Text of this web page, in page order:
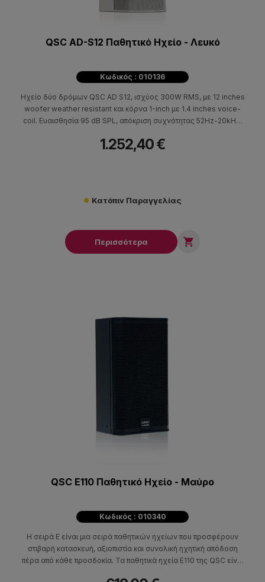
QSC AD-S12 Παθητικό Ηχείο - Λευκό
Κωδικός : 010136
Ηχείο δύο δρόμων QSC AD S12, ισχύος 300W RMS, με 12 inches
woofer weather resistant και κόρνα 1-inch με 1.4 inches voice-
coil. Ευαισθησία 95 dB SPL, απόκριση συχνότητας 52Hz-20kHz.
μαύρο χρώμα. Βάση στήριξης X-Mount. Διστάσεις (HxWxD) 594
1.252,40 €
Κατόπιν Παραγγελίας
Περισσότερα 
QSC E110 Παθητικό Ηχείο - Μαύρο
Κωδικός : 010340
Η σειρά E είναι μια σειρά παθητικών ηχείων που προσφέρουν
στιβαρή κατασκευή, αξιοπιστία και συνολική ηχητική απόδοση
πέρα από κάθε προσδοκία. Τα παθητικά ηχεία E110 της QSC είναι